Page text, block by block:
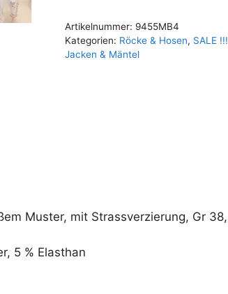
Menge
e
r
Artikelnummer: 9455MB4
Kategorien: Röcke & Hosen, SALE !!!
Jacken & Mäntel
Muster, mit Strassverzierung, Gr 38,
5 % Elasthan